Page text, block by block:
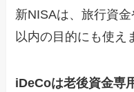
新NISAは、旅行資
以内の目的にも使え
iDeCoは老後資金専